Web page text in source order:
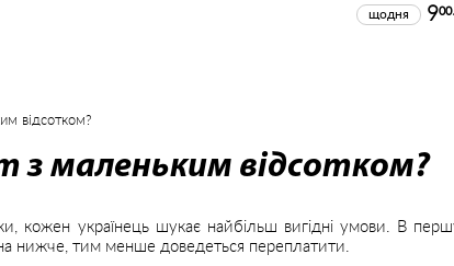
щодня 900
відсотком?
маленьким відсотком?
кожен українець шукає найбільш вигідні умови. В
нижче, тим менше доведеться переплатити.